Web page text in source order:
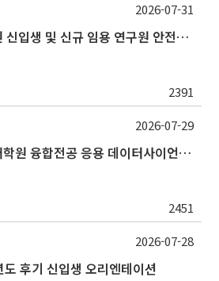
2026년 2학기 대학원 신입생 및 신규 임용 연구원 안전환경교육(신규교육) 실시 안내
2391
2026-07-31
2026학년도 2학기 대학원 융합전공 응용 데이터사이언스 선발 계획 알림
2451
2026-07-29
후기 신입생 오리엔테이션
2026-07-28